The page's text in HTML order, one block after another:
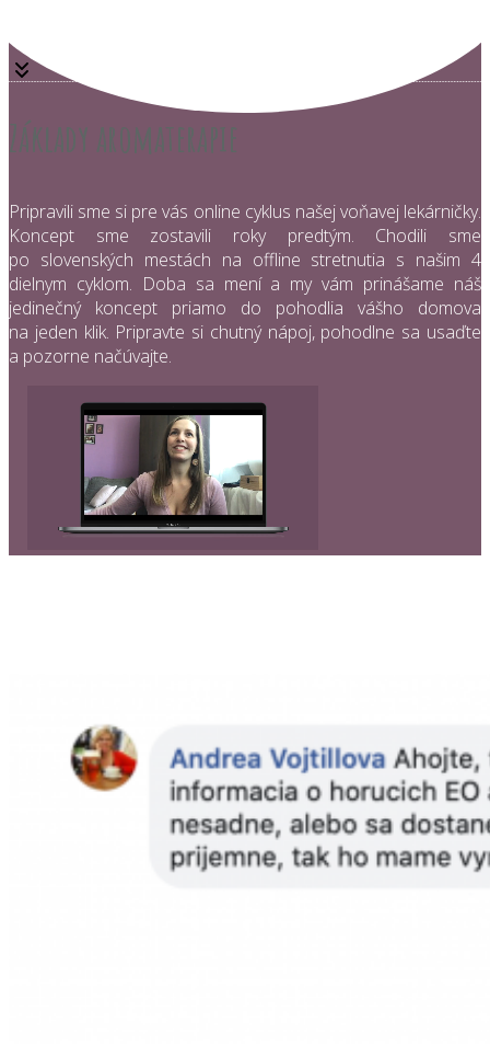
Základy aromaterapie
Pripravili sme si pre vás online cyklus našej voňavej lekárničky.
Koncept sme zostavili roky predtým. Chodili sme
po slovenských mestách na offline stretnutia s našim 4
dielnym cyklom. Doba sa mení a my vám prinášame náš
jedinečný koncept priamo do pohodlia vášho domova
na jeden klik. Pripravte si chutný nápoj, pohodlne sa usaďte
a pozorne načúvajte.